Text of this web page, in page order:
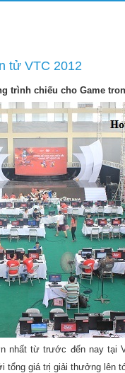
tử VTC 2012
trình chiếu cho Game
nhất từ trước đến nay tại
tổng giá trị giải thưởng lên